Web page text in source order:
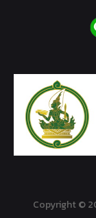
Copyright ©